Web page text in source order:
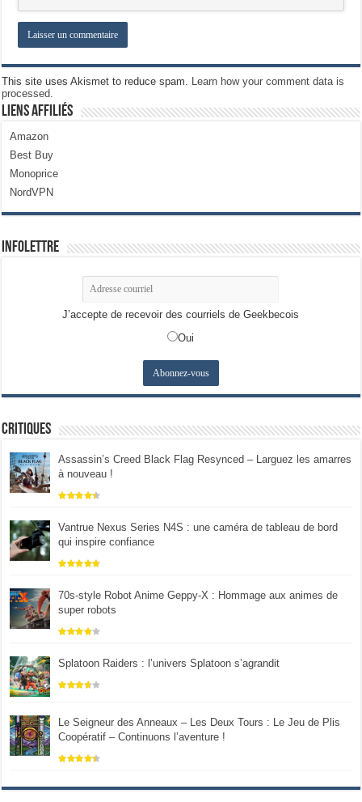
This site uses Akismet to reduce spam. Learn how your comment data is
processed.
Liens Affiliés
Amazon
Best Buy
Monoprice
NordVPN
Infolettre
J’accepte de recevoir des courriels de Geekbecois
Oui
Critiques
Assassin’s Creed Black Flag Resynced – Larguez les amarres
à nouveau !
Vantrue Nexus Series N4S : une caméra de tableau de bord
qui inspire confiance
70s-style Robot Anime Geppy-X : Hommage aux animes de
super robots
Splatoon Raiders : l’univers Splatoon s’agrandit
Le Seigneur des Anneaux – Les Deux Tours : Le Jeu de Plis
Coopératif – Continuons l’aventure !